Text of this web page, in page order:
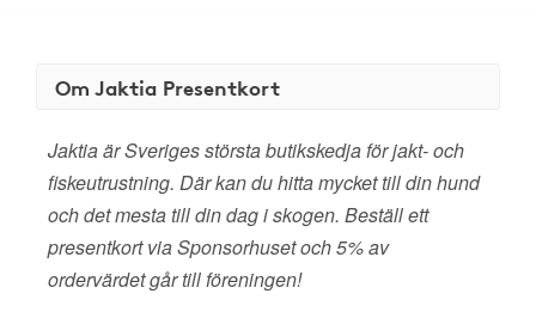
Om Jaktia Presentkort
Jaktia är Sveriges största butikskedja för jakt- och
fiskeutrustning. Där kan du hitta mycket till din hund
och det mesta till din dag i skogen. Beställ ett
presentkort via Sponsorhuset och 5% av
ordervärdet går till föreningen!